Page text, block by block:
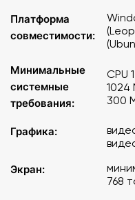
Наша планета
Звёздное небо
Путешествие в
Форма земной
Ориентирование
Тела и вещества
В мире камня
Платформа
совместимости:
Минимальные
системные
требования:
CPU
1024
300
Графика:
Экран:
768